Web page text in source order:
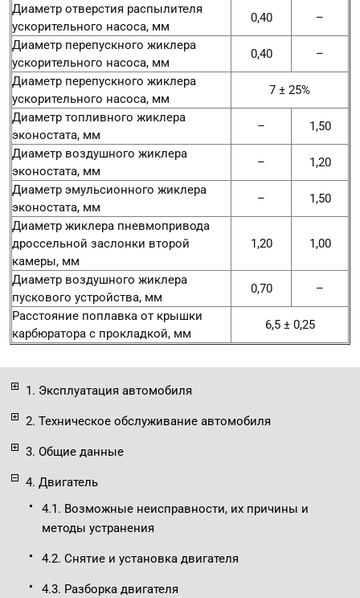
1. Эксплуатация автомобиля
2. Техническое обслуживание автомобиля
3. Общие данные
4. Двигатель
4.1. Возможные неисправности, их причины и
методы устранения
4.2. Снятие и установка двигателя
4.3. Разборка двигателя
Диаметр отверстия распылителя
ускорительного насоса, мм
0,40
–
Диаметр перепускного жиклера
ускорительного насоса, мм
0,40
–
Диаметр перепускного жиклера
ускорительного насоса, мм
7 ± 25%
Диаметр топливного жиклера
эконостата, мм
–
1,50
Диаметр воздушного жиклера
эконостата, мм
–
1,20
Диаметр эмульсионного жиклера
эконостата, мм
–
1,50
Диаметр жиклера пневмопривода
дроссельной заслонки второй
камеры, мм
1,20 1,00
Диаметр воздушного жиклера
пускового устройства, мм
0,70
–
Расстояние поплавка от крышки
карбюратора с прокладкой, мм
6,5 ± 0,25